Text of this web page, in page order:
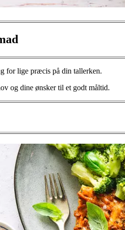
for lige præcis på din tallerken.
og dine ønsker til et godt måltid.